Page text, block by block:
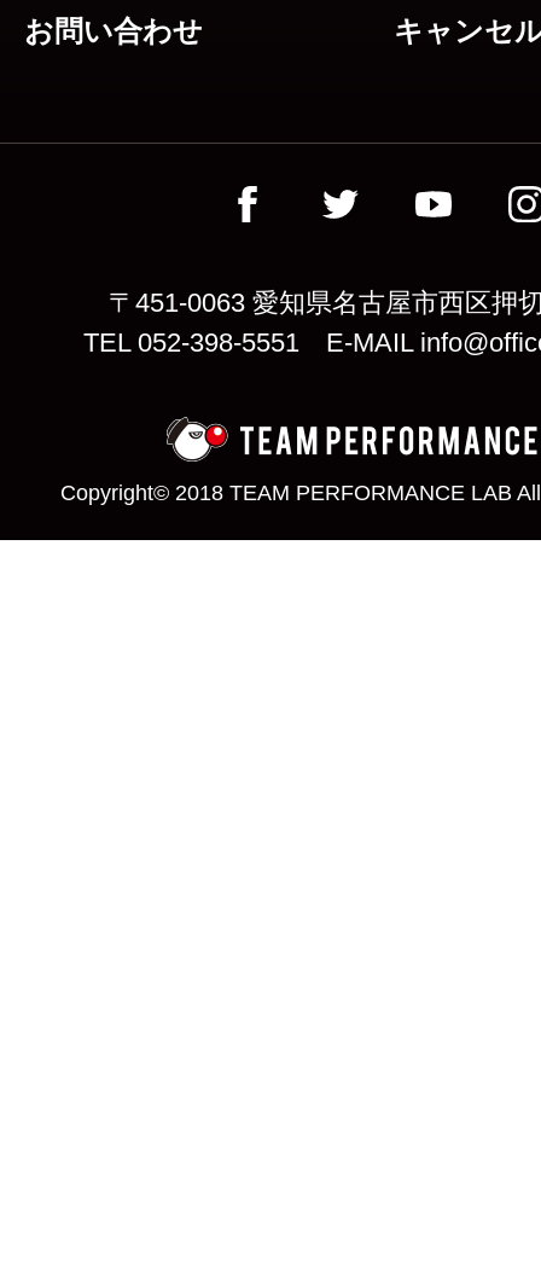
お問い合わせ キャンセ
〒451-0063 愛知県名古屋市西区押
TEL 052-398-5551 E-MAIL
Copyright© 2018 TEAM PERFORMANCE LAB